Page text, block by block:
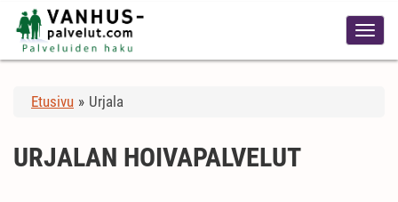
Etusivu » Urjala
URJALAN HOIVAPALVELUT